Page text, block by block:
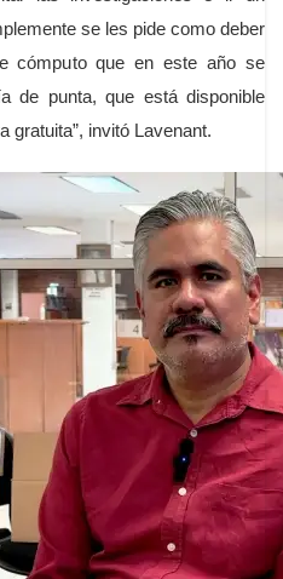
se les pide como deber
cómputo que en este año se
de punta, que está disponible
gratuita”, invitó Lavenant.